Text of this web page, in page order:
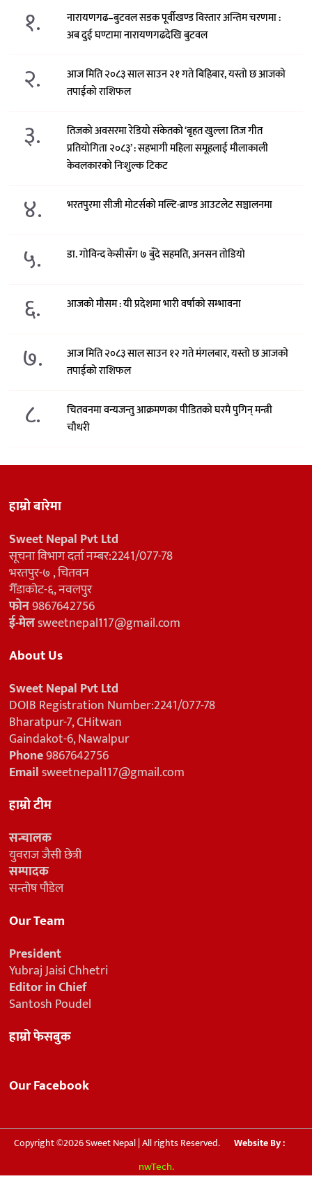
१.
नारायणगढ–बुटवल सडक पूर्वीखण्ड विस्तार अन्तिम चरणमा :
अब दुई घण्टामा नारायणगढदेखि बुटवल
२.
आज मिति २०८३ साल साउन २१ गते बिहिबार, यस्तो छ आजको
तपाईको राशिफल
३.
तिजको अवसरमा रेडियो संकेतको ‘बृहत खुल्ला तिज गीत
प्रतियोगिता २०८३’ : सहभागी महिला समूहलाई मौलाकाली
केवलकारको निःशुल्क टिकट
४. भरतपुरमा सीजी मोटर्सको मल्टि-ब्राण्ड आउटलेट सञ्चालनमा
५. डा. गोविन्द केसीसँग ७ बुँदे सहमति, अनसन तोडियो
६. आजको मौसम : यी प्रदेशमा भारी वर्षाको सम्भावना
७.
आज मिति २०८३ साल साउन १२ गते मंगलबार, यस्तो छ आजको
तपाईको राशिफल
८.
चितवनमा वन्यजन्तु आक्रमणका पीडितको घरमै पुगिन् मन्त्री
चौधरी
हाम्रो बारेमा
Sweet Nepal Pvt Ltd
सूचना विभाग दर्ता नम्बर:2241/077-78
भरतपुर-७ , चितवन
गैँडाकोट-६, नवलपुर
फोन9867642756
ई-मेलsweetnepal117@gmail.com
About Us
Sweet Nepal Pvt Ltd
DOIB Registration Number:2241/077-78
Bharatpur-7, CHitwan
Gaindakot-6, Nawalpur
Phone9867642756
Emailsweetnepal117@gmail.com
हाम्रो टीम
सन्चालक
युवराज जैसी छेत्री
सम्पादक
सन्तोष पौडेल
Our Team
President
Yubraj Jaisi Chhetri
Editor in Chief
Santosh Poudel
हाम्रो फेसबुक
Our Facebook
Copyright ©2026 Sweet Nepal | All rights Reserved. Website By :
nwTech.